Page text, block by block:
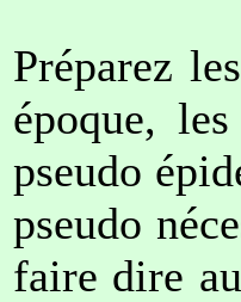
Préparez
époque,
pseudo
pseudo
faire dire